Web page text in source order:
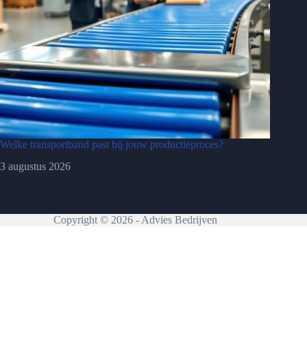
Welke transportband past bij jouw productieproces?
3 augustus 2026
Copyright © 2026 - Advies Bedrijven